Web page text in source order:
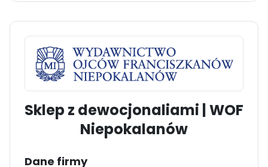
Sklep z dewocjonaliami | WOF
Niepokalanów
Dane firmy